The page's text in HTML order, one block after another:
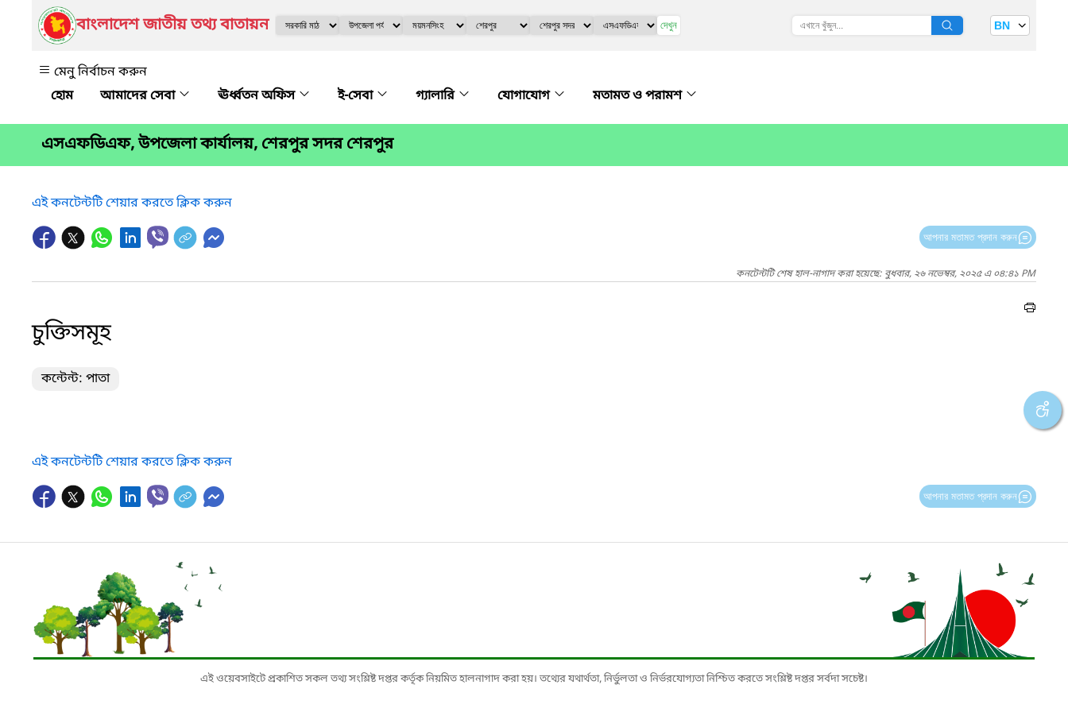
বাংলাদেশ জাতীয় তথ্য বাতায়ন দেখুন BN
মেনু নির্বাচন করুন
আমাদের সেবা
ঊর্ধ্বতন অফিস ই-সেবা গ্যালারি যোগাযোগ মতামত ও পরামশ
এসএফডিএফ, উপজেলা কার্যালয়, শেরপুর সদর শেরপুর
এই কনটেন্টটি শেয়ার করতে ক্লিক করুন
আপনার মতামত প্রদান করুন
কনটেন্টটি শেষ হাল-নাগাদ করা হয়েছে: বুধবার, ২৬ নভেম্বর, ২০২৫ এ ০৪:৪১ PM
চুক্তিসমূহ
কন্টেন্ট: পাতা
এই কনটেন্টটি শেয়ার করতে ক্লিক করুন
আপনার মতামত প্রদান করুন
এই ওয়েবসাইটে প্রকাশিত সকল তথ্য সংশ্লিষ্ট দপ্তর কর্তৃক নিয়মিত হালনাগাদ করা হয়। তথ্যের যথার্থতা, নির্ভুলতা ও নির্ভরযোগ্যতা নিশ্চিত করতে সংশ্লিষ্ট দপ্তর সর্বদা সচেষ্ট।